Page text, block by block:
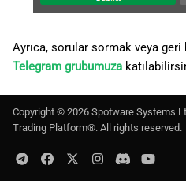
Ayrıca, sorular sormak veya
Telegram grubumuza
Copyright © 2026 Spotware Systems
Trading Platform®. All rights reserved.